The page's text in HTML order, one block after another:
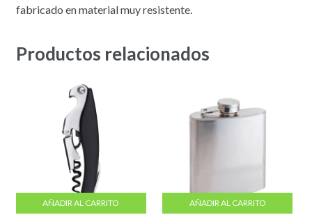
fabricado en material muy resistente.
Productos relacionados
AÑADIR AL CARRITO AÑADIR AL CARRITO